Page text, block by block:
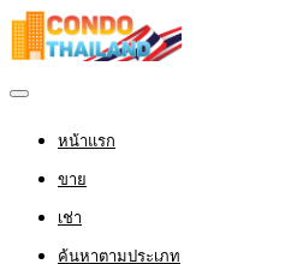
หน้าแรก
ขาย
เช่า
ค้นหาตามประเภท